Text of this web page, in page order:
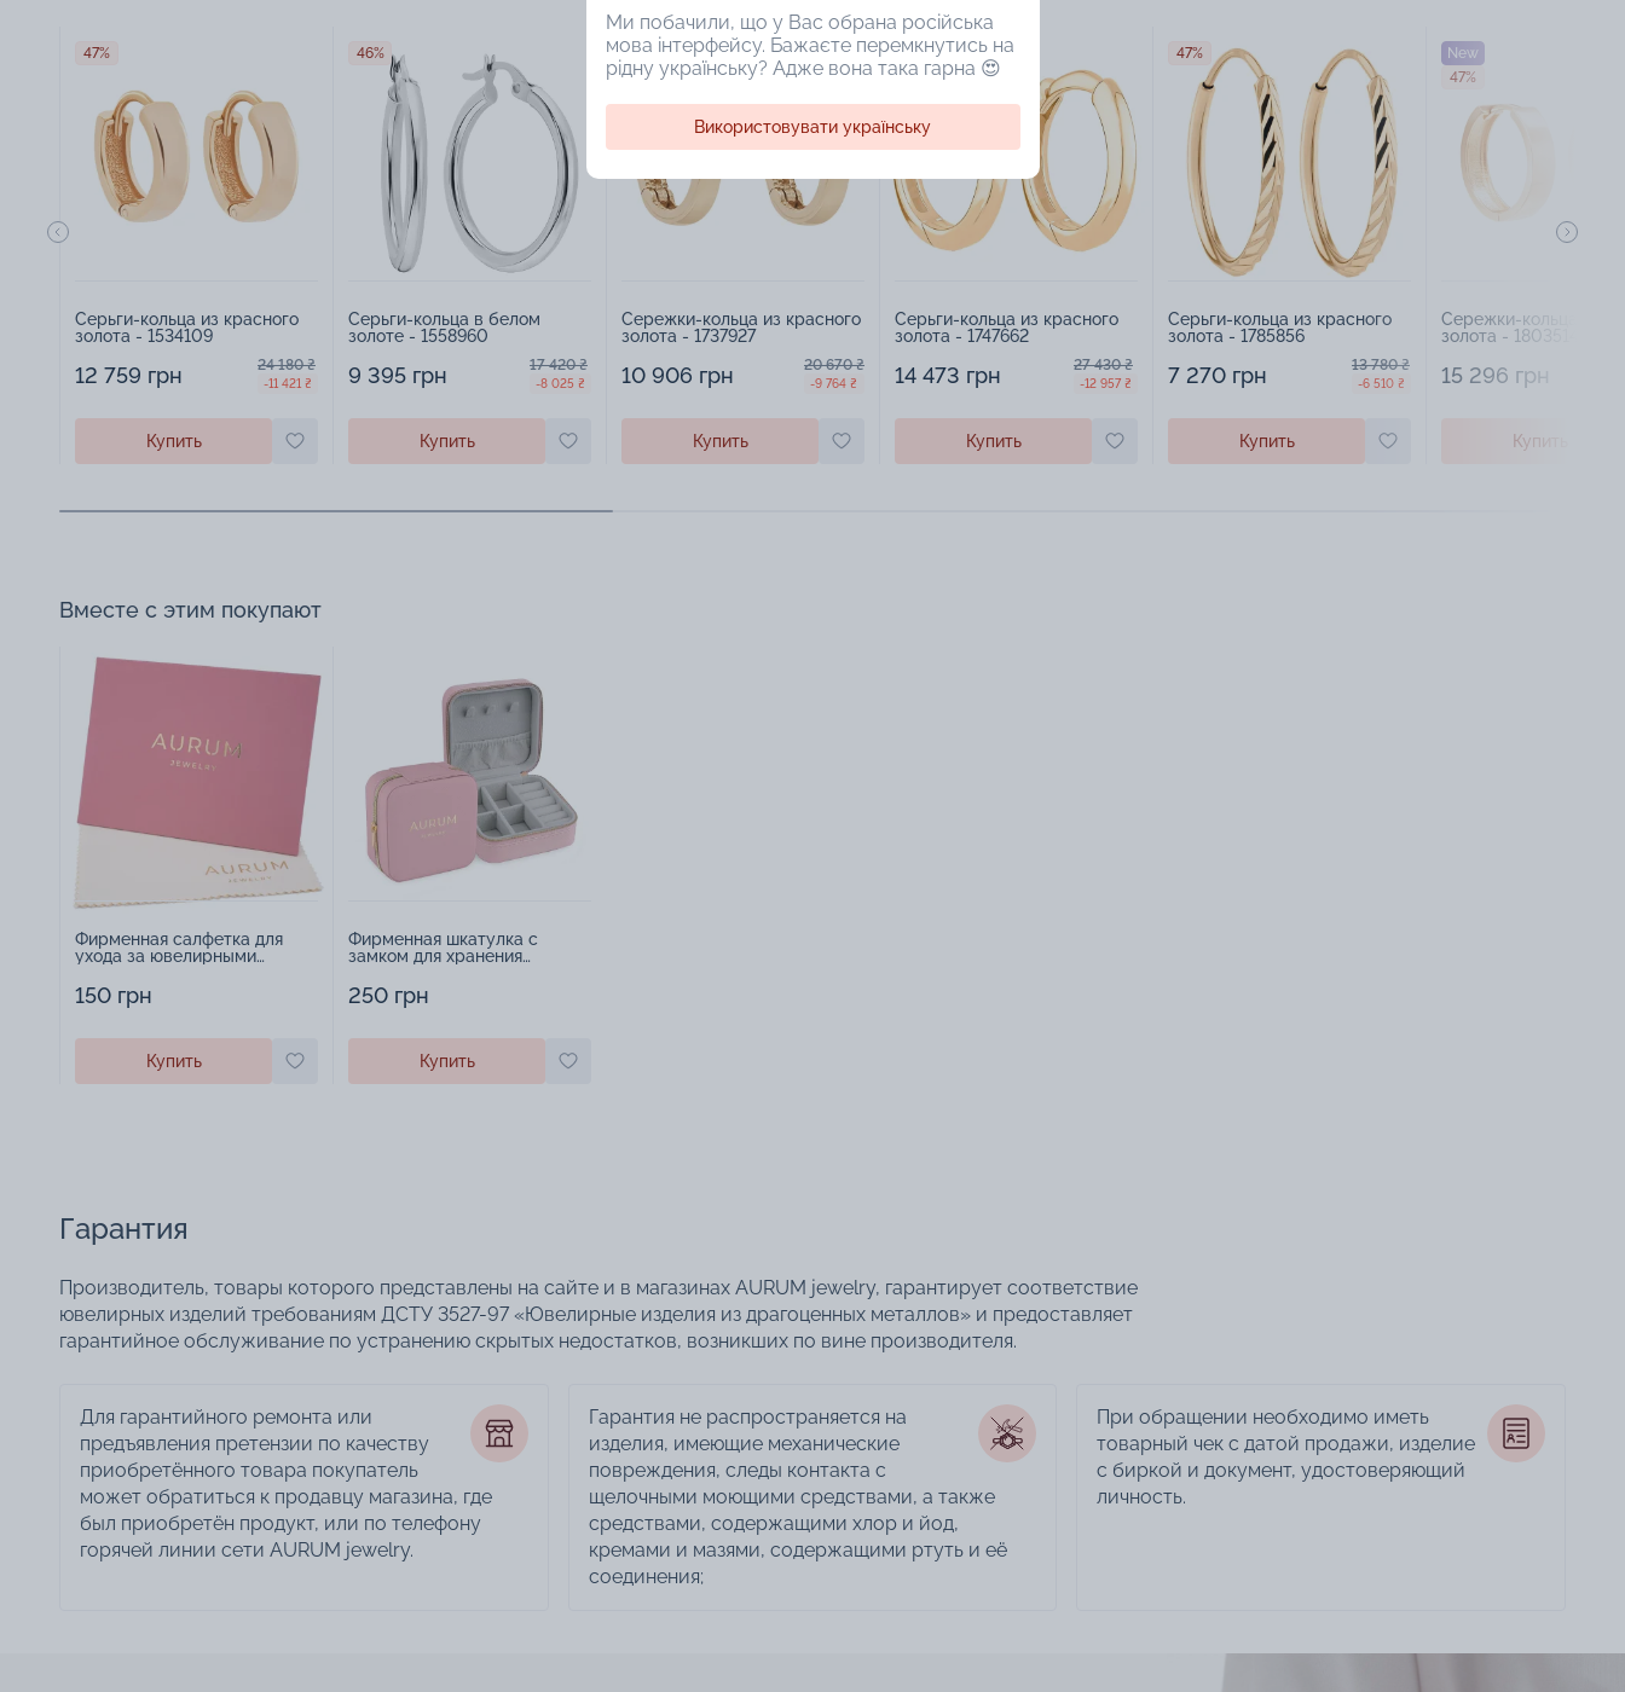
47%
Серьги-кольца из красного
золота - 1534109
12 759 грн 24 180 ₴
-11 421 ₴
Купить
46%
Серьги-кольца в белом
золоте - 1558960
9 395 грн 17 420 ₴
-8 025 ₴
Купить
47%
Сережки-кольца из красного
золота - 1737927
10 906 грн 20 670 ₴
-9 764 ₴
Купить
47%
Серьги-кольца из красного
золота - 1747662
14 473 грн 27 430 ₴
-12 957 ₴
Купить
47%
Серьги-кольца из красного
золота - 1785856
7 270 грн 13 780 ₴
-6 510 ₴
Купить
New
47%
Сережки-кольца из
золота - 1803514
15 296 грн
Купить
Вместе с этим покупают
Фирменная салфетка для
ухода за ювелирными
150 грн
Купить
Фирменная шкатулка с
замком для хранения
250 грн
Купить
Гарантия
Производитель, товары которого представлены на сайте и в магазинах AURUM jewelry, гарантирует соответствие
ювелирных изделий требованиям ДСТУ 3527-97 «Ювелирные изделия из драгоценных металлов» и предоставляет
гарантийное обслуживание по устранению скрытых недостатков, возникших по вине производителя.
Для гарантийного ремонта или
предъявления претензии по качеству
приобретённого товара покупатель
может обратиться к продавцу магазина, где
был приобретён продукт, или по телефону
горячей линии сети AURUM jewelry.
Гарантия не распространяется на
изделия, имеющие механические
повреждения, следы контакта с
щелочными моющими средствами, а также
средствами, содержащими хлор и йод,
кремами и мазями, содержащими ртуть и её
соединения;
При обращении необходимо иметь
товарный чек с датой продажи, изделие
с биркой и документ, удостоверяющий
личность.
Ми побачили, що у Вас обрана російська
мова інтерфейсу. Бажаєте перемкнутись на
рідну українську? Адже вона така гарна 😍
Використовувати українську